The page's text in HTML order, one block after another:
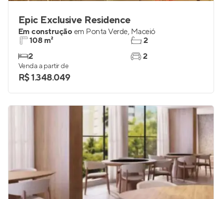
Epic Exclusive Residence
Em construção em Ponta Verde, Maceió
108 m²
2
2
2
Venda a partir de
R$ 1.348.049